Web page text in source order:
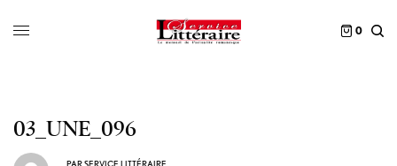
0
03_UNE_096
PARSERVICE LITTÉRAIRE